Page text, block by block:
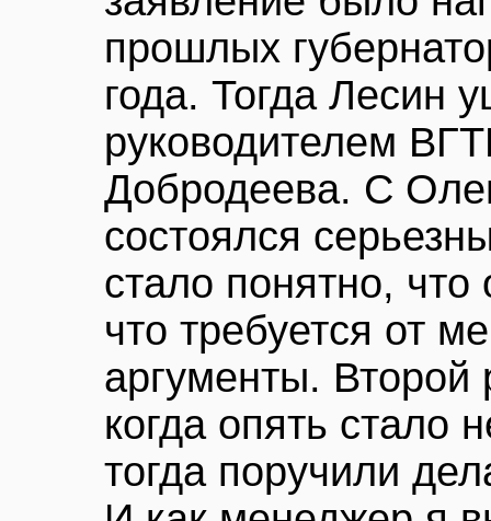
прошлых
года. Тогда Лесин
руководителем
Добродеева. С
состоялся
стало понятно, что
что требуется от
аргументы. Второй
когда опять стало
тогда поручили